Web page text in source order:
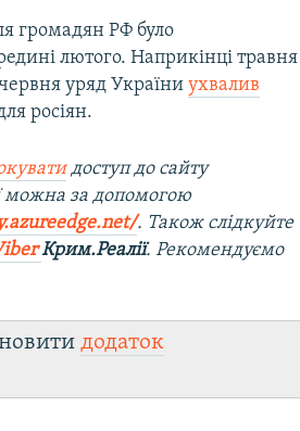
громадян РФ було
лютого. Наприкінці травня
червня уряд Україниухвалив
росіян.
доступ до сайту
можна за допомогою
. Також слідкуйте
Крим.Реалії. Рекомендуємо
додаток